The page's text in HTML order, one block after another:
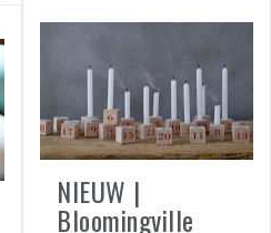
NIEUW |
Bloomingville